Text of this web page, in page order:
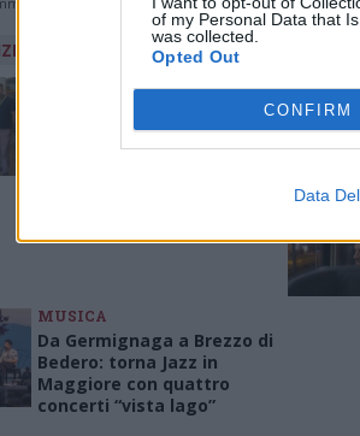
of my Personal Data that
was collected.
Opted Out
CONFIRM
Data
DI LUINO
maestra Giuseppina
Maspero: cento anni tra
MUSICA
Da Germignaga a Brezzo di
Bedero: torna Jazz in
Maggiore con quattro
concerti “vista lago”